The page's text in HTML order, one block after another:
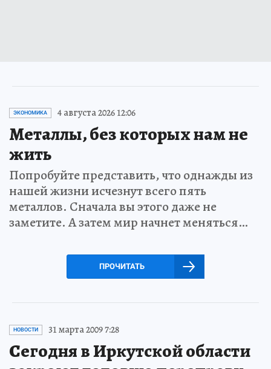
ЭКОНОМИКА 4 августа 2026 12:06
Металлы, без которых нам не
жить
Попробуйте представить, что однажды из
нашей жизни исчезнут всего пять
металлов. Сначала вы этого даже не
заметите. А затем мир начнет меняться…
ПРОЧИТАТЬ
НОВОСТИ 31 марта 2009 7:28
Сегодня в Иркутской области